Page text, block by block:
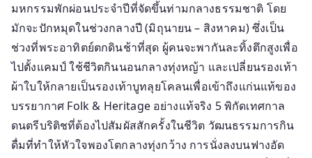
มหกรรมพักผ่อนประจำปีที่จัดขึ้นท่ามกลางธรรมชาติ โดย
มักจะปักหมุดในช่วงกลางปี (มิถุนายน – สิงหาคม) ซึ่งเป็น
ช่วงที่พระอาทิตย์ตกดินช้าที่สุด ผู้คนจะพากันละทิ้งตึกสูงเพื่อ
ไปตั้งแคมป์ ใช้ชีวิตกินนอนกลางทุ่งหญ้า และเปลี่ยนรองเท้า
ผ้าใบให้กลายเป็นรองเท้าบูทลุยโคลนเพื่อเข้าถึงแก่นแท้ของ
บรรยากาศ Folk & Heritage อย่างแท้จริง 5 พิกัดเทศกาล
ดนตรีบริติชที่ต้องไปสัมผัสสักครั้งในชีวิต วัฒนธรรมการกิน
ดื่มที่ทำให้หัวใจพองโตกลางทุ่งกว้าง การนั่งลงบนฟางอัด